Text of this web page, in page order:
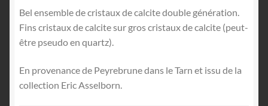
Bel ensemble de cristaux de calcite double génération.
Fins cristaux de calcite sur gros cristaux de calcite (peut-
être pseudo en quartz).
En provenance de Peyrebrune dans le Tarn et issu de la
collection Eric Asselborn.